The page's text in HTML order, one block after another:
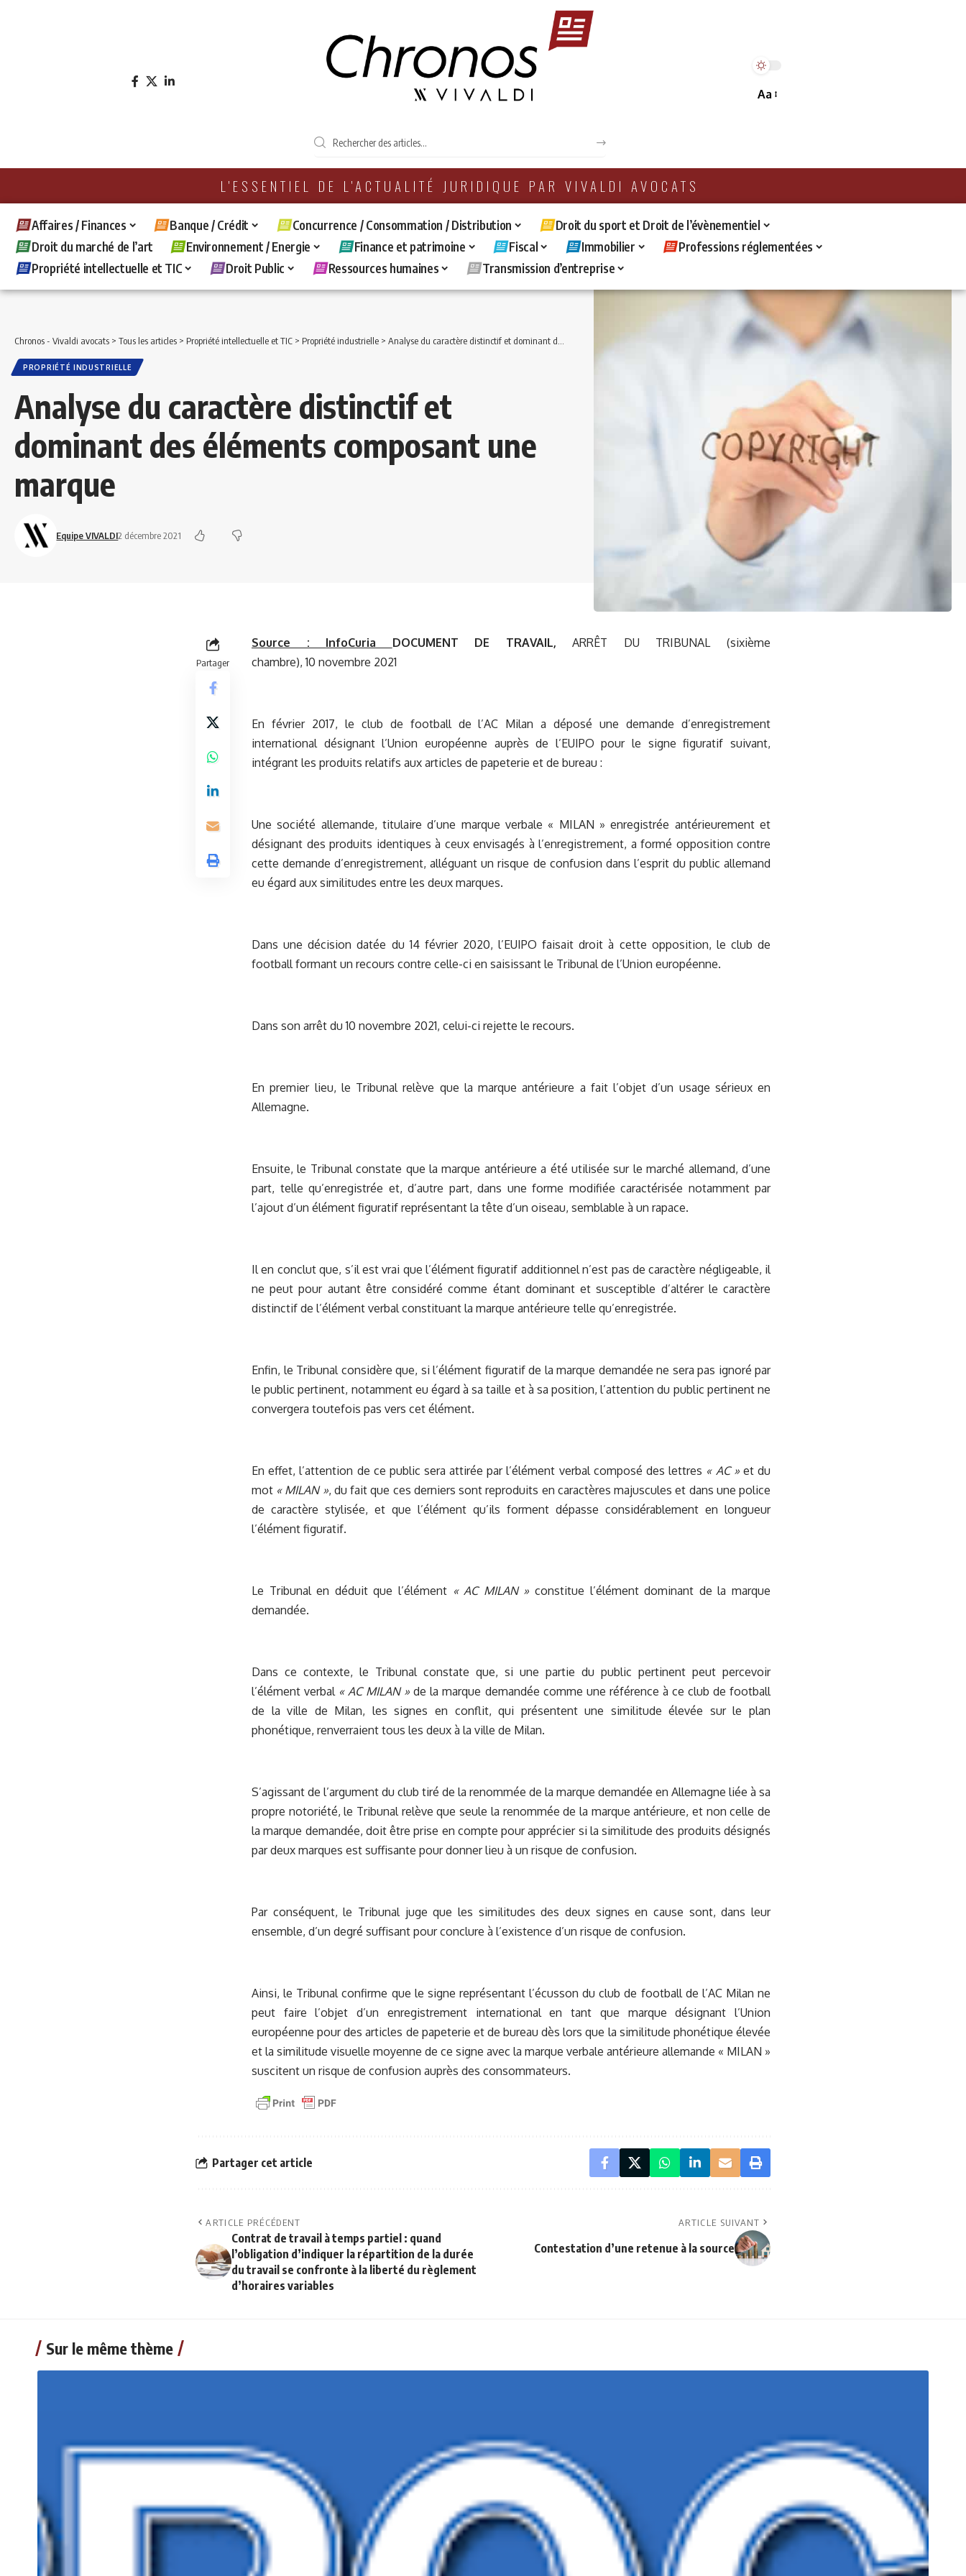
Aa
L'ESSENTIEL DE L'ACTUALITÉ JURIDIQUE PAR VIVALDI AVOCATS
Affaires / Finances Banque / Crédit Concurrence / Consommation / Distribution
Droit du sport et Droit de l’évènementiel
Droit du marché de l’art
Environnement / Energie Finance et patrimoine Fiscal Immobilier
Professions réglementées
Propriété intellectuelle et TIC
Droit Public Ressources humaines Transmission d’entreprise
Chronos - Vivaldi avocats > Tous les articles > Propriété intellectuelle et TIC > Propriété industrielle > Analyse du caractère distinctif et dominant des éléments composant une marque
PROPRIÉTÉ INDUSTRIELLE
Analyse du caractère distinctif et
dominant des éléments composant une
marque
Equipe VIVALDI2 décembre 2021
Partager
Source : InfoCuria DOCUMENT DE TRAVAIL,ARRÊT DU TRIBUNAL (sixième
chambre), 10 novembre 2021
En février 2017, le club de football de l’AC Milan a déposé une demande d’enregistrement
international désignant l’Union européenne auprès de l’EUIPO pour le signe figuratif suivant,
intégrant les produits relatifs aux articles de papeterie et de bureau :
Une société allemande, titulaire d’une marque verbale « MILAN » enregistrée antérieurement et
désignant des produits identiques à ceux envisagés à l’enregistrement, a formé opposition contre
cette demande d’enregistrement, alléguant un risque de confusion dans l’esprit du public allemand
eu égard aux similitudes entre les deux marques.
Dans une décision datée du 14 février 2020, l’EUIPO faisait droit à cette opposition, le club de
football formant un recours contre celle-ci en saisissant le Tribunal de l’Union européenne.
Dans son arrêt du 10 novembre 2021, celui-ci rejette le recours.
En premier lieu, le Tribunal relève que la marque antérieure a fait l’objet d’un usage sérieux en
Allemagne.
Ensuite, le Tribunal constate que la marque antérieure a été utilisée sur le marché allemand, d’une
part, telle qu’enregistrée et, d’autre part, dans une forme modifiée caractérisée notamment par
l’ajout d’un élément figuratif représentant la tête d’un oiseau, semblable à un rapace.
Il en conclut que, s’il est vrai que l’élément figuratif additionnel n’est pas de caractère négligeable, il
ne peut pour autant être considéré comme étant dominant et susceptible d’altérer le caractère
distinctif de l’élément verbal constituant la marque antérieure telle qu’enregistrée.
Enfin, le Tribunal considère que, si l’élément figuratif de la marque demandée ne sera pas ignoré par
le public pertinent, notamment eu égard à sa taille et à sa position, l’attention du public pertinent ne
convergera toutefois pas vers cet élément.
En effet, l’attention de ce public sera attirée par l’élément verbal composé des lettres « AC »et du
mot « MILAN », du fait que ces derniers sont reproduits en caractères majuscules et dans une police
de caractère stylisée, et que l’élément qu’ils forment dépasse considérablement en longueur
l’élément figuratif.
Le Tribunal en déduit que l’élément « AC MILAN » constitue l’élément dominant de la marque
demandée.
Dans ce contexte, le Tribunal constate que, si une partie du public pertinent peut percevoir
l’élément verbal « AC MILAN » de la marque demandée comme une référence à ce club de football
de la ville de Milan, les signes en conflit, qui présentent une similitude élevée sur le plan
phonétique, renverraient tous les deux à la ville de Milan.
S’agissant de l’argument du club tiré de la renommée de la marque demandée en Allemagne liée à sa
propre notoriété, le Tribunal relève que seule la renommée de la marque antérieure, et non celle de
la marque demandée, doit être prise en compte pour apprécier si la similitude des produits désignés
par deux marques est suffisante pour donner lieu à un risque de confusion.
Par conséquent, le Tribunal juge que les similitudes des deux signes en cause sont, dans leur
ensemble, d’un degré suffisant pour conclure à l’existence d’un risque de confusion.
Ainsi, le Tribunal confirme que le signe représentant l’écusson du club de football de l’AC Milan ne
peut faire l’objet d’un enregistrement international en tant que marque désignant l’Union
européenne pour des articles de papeterie et de bureau dès lors que la similitude phonétique élevée
et la similitude visuelle moyenne de ce signe avec la marque verbale antérieure allemande « MILAN »
suscitent un risque de confusion auprès des consommateurs.
Partager cet article
ARTICLE PRÉCÉDENT
Contrat de travail à temps partiel : quand
l’obligation d’indiquer la répartition de la durée
du travail se confronte à la liberté du règlement
d’horaires variables
ARTICLE SUIVANT
Contestation d’une retenue à la source
Sur le même thème